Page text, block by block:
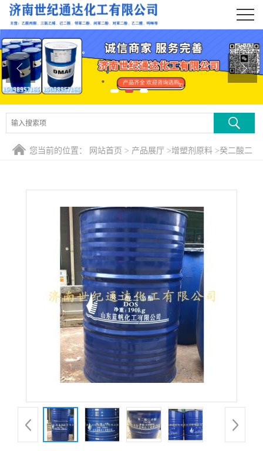
公司首页
公司介绍
公司动态
产品展厅
证书荣誉
您当前的位置： 网站首页 > 产品展厅 >增塑剂原料 >癸二酸二